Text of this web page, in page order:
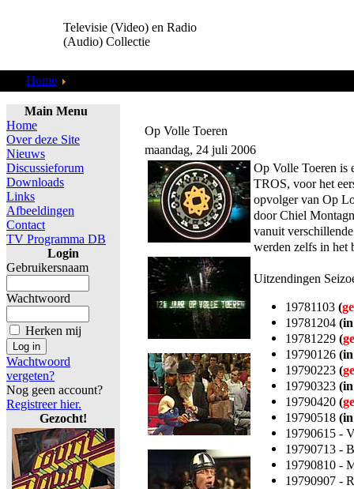
Televisie (Video) en Radio
(Audio) Collectie
Home
Main Menu
Home
Over deze Site
Nieuws
Discussieforum
Downloads
Links
Afbeeldingen
Contact
TV Programma DB
Login
Gebruikersnaam
Wachtwoord
Herken mij
Wachtwoord
vergeten?
Nog geen account?
Registreer hier.
Gezocht!
Op Volle Toeren
maandag, 24 juli 2006
Op Volle Toeren is
TROS, voor het
opvolger van Op
door Chiel
vanuit
werden zelfs in het
Uitzendingen
19781103 (
19781204
19781229 (
19790126
19790223 (
19790323
19790420 (
19790518
19790615 -
19790713 -
19790810 -
19790907 -